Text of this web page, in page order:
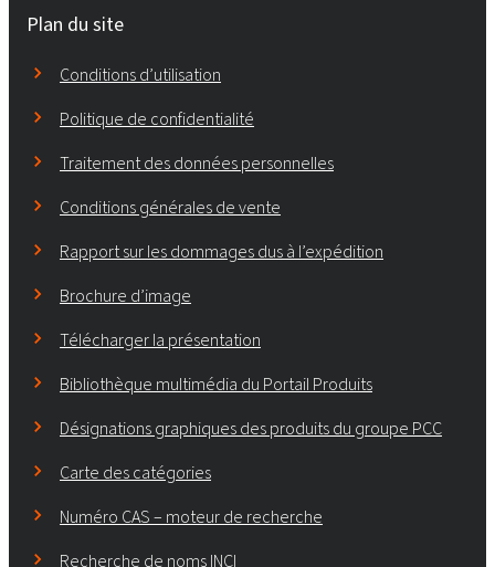
Plan du site
Conditions d’utilisation
Politique de confidentialité
Traitement des données personnelles
Conditions générales de vente
Rapport sur les dommages dus à l’expédition
Brochure d’image
Télécharger la présentation
Bibliothèque multimédia du Portail Produits
Désignations graphiques des produits du groupe PCC
Carte des catégories
Numéro CAS – moteur de recherche
Recherche de noms INCI